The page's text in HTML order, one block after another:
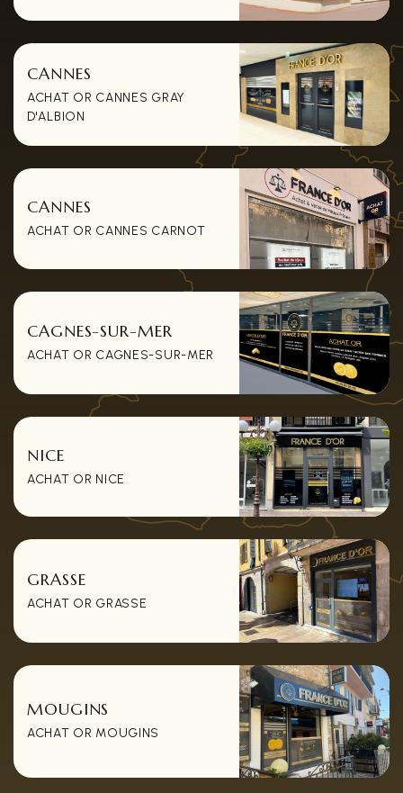
CANNES
ACHAT OR CANNES GRAY
D'ALBION
CANNES
ACHAT OR CANNES CARNOT
CAGNES-SUR-MER
ACHAT OR CAGNES-SUR-MER
NICE
ACHAT OR NICE
GRASSE
ACHAT OR GRASSE
MOUGINS
ACHAT OR MOUGINS